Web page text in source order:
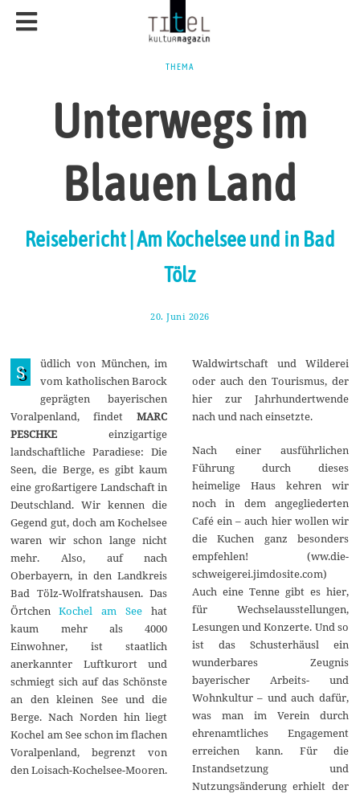
THEMA
Unterwegs im
Blauen Land
Reisebericht | Am Kochelsee und in Bad
Tölz
20. Juni 2026
l
2
0
2
6
S
üdlich von München, im
vom katholischen Barock
geprägten bayerischen
Voralpenland, findetMARC
PESCHKEeinzigartige
landschaftliche Paradiese: Die
Seen, die Berge, es gibt kaum
eine großartigere Landschaft in
Deutschland. Wir kennen die
Gegend gut, doch am Kochelsee
waren wir schon lange nicht
mehr. Also, auf nach
Oberbayern, in den Landkreis
Bad Tölz-Wolfratshausen. Das
ÖrtchenKochel am Seehat
kaum mehr als 4000
Einwohner, ist staatlich
anerkannter Luftkurort und
schmiegt sich auf das Schönste
an den kleinen See und die
Berge. Nach Norden hin liegt
Kochel am See schon im flachen
Voralpenland, begrenzt von
den Loisach-Kochelsee-Mooren.
Waldwirtschaft und Wilderei
oder auch den Tourismus, der
hier zur Jahrhundertwende
nach und nach einsetzte.
Nach einer ausführlichen
Führung durch dieses
heimelige Haus kehren wir
noch in dem angegliederten
Café ein – auch hier wollen wir
die Kuchen ganz besonders
empfehlen! (ww.die-
schweigerei.jimdosite.com)
Auch eine Tenne gibt es hier,
für Wechselausstellungen,
Lesungen und Konzerte. Und so
ist das Schusterhäusl ein
wunderbares Zeugnis
bayerischer Arbeits- und
Wohnkultur – und auch dafür,
was man im Verein durch
ehrenamtliches Engagement
erreichen kann. Für die
Instandsetzung und
Nutzungsänderung erhielt der